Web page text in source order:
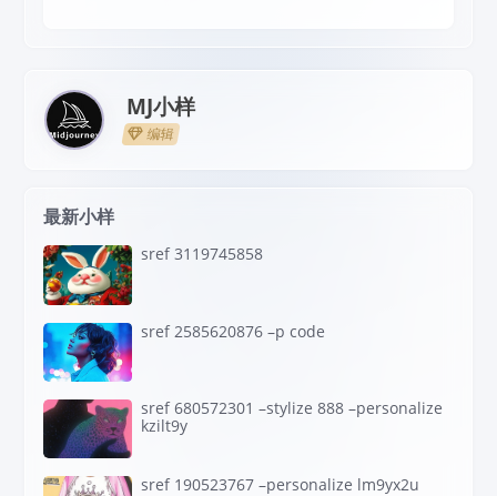
MJ小样
编辑
最新小样
sref 3119745858
sref 2585620876 –p code
sref 680572301 –stylize 888 –personalize
kzilt9y
sref 190523767 –personalize lm9yx2u